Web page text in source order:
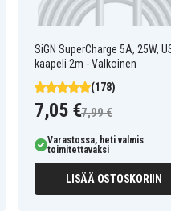
SiGN SuperCharge 5A, 25W,
kaapeli 2m - Valkoinen
(178)
7,05 €7,99 €
Varastossa, heti valmis
toimitettavaksi
LISÄÄ OSTOSKORIIN